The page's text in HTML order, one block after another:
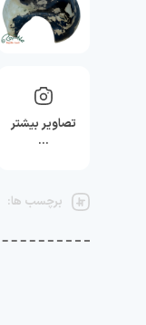
تصاویر بیشتر
…
برچسب ها: